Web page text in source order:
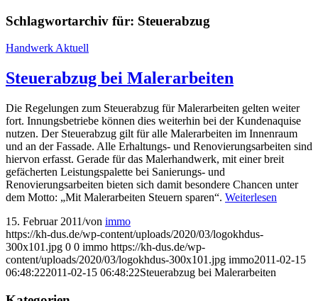
Schlagwortarchiv für: Steuerabzug
Handwerk Aktuell
Steuerabzug bei Malerarbeiten
Die Regelungen zum Steuerabzug für Malerarbeiten gelten weiter
fort. Innungsbetriebe können dies weiterhin bei der Kundenaquise
nutzen. Der Steuerabzug gilt für alle Malerarbeiten im Innenraum
und an der Fassade. Alle Erhaltungs- und Renovierungsarbeiten sind
hiervon erfasst. Gerade für das Malerhandwerk, mit einer breit
gefächerten Leistungspalette bei Sanierungs- und
Renovierungsarbeiten bieten sich damit besondere Chancen unter
dem Motto: „Mit Malerarbeiten Steuern sparen“. Weiterlesen
15. Februar 2011/von immo
https://kh-dus.de/wp-content/uploads/2020/03/logokhdus-
300x101.jpg 0 0 immo https://kh-dus.de/wp-
content/uploads/2020/03/logokhdus-300x101.jpg immo2011-02-15
06:48:222011-02-15 06:48:22Steuerabzug bei Malerarbeiten